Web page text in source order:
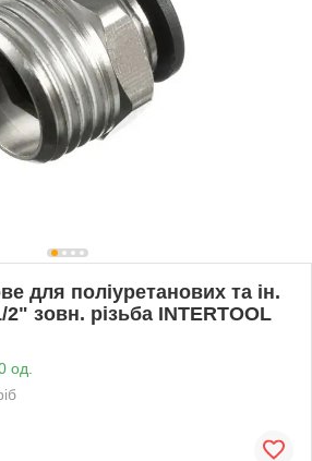
для поліуретанових та ін.
зовн. різьба INTERTOOL
од.